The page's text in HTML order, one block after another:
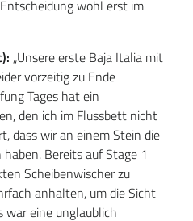
wohl erst im
„Unsere erste Baja Italia mit
vorzeitig zu Ende
Tages hat ein
den ich im Flussbett nicht
dass wir an einem Stein die
Bereits auf Stage 1
Scheibenwischer zu
anhalten, um die Sicht
war eine unglaublich